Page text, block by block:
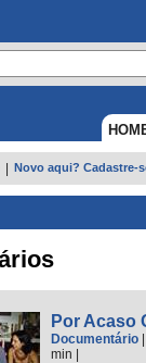
Novo aqui? Cadastre-
Por Acaso
Documentário
min